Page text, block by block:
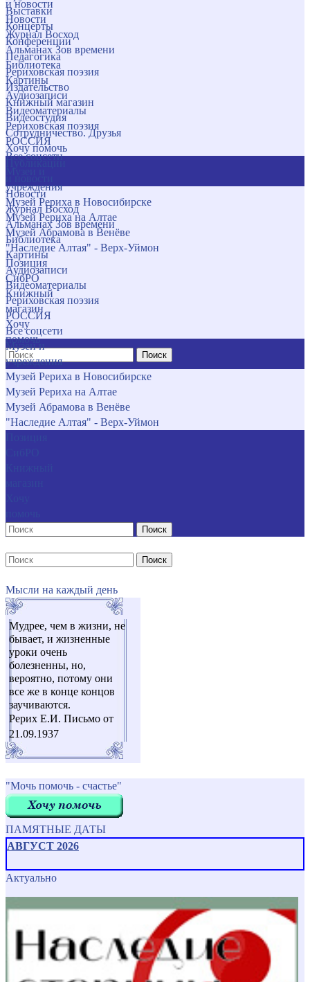
и новости
Новости
Журнал Восход
Альманах Зов времени
Библиотека
Картины
Аудиозаписи
Видеоматериалы
Рериховская поэзия
РОССИЯ
Все соцсети
учреждения
Музей Рериха в Новосибирске
Музей Рериха на Алтае
Музей Абрамова в Венёве
"Наследие Алтая" - Верх-Уймон
Позиция
СибРО
Книжный
магазин
Хочу
помочь
Поиск
Выставки
Концерты
Конференции
Педагогика
Рериховская поэзия
Издательство
Книжный магазин
Видеостудия
Сотрудничество. Друзья
Хочу помочь
Новости
Журнал Восход
Альманах Зов времени
Библиотека
Картины
Аудиозаписи
Видеоматериалы
Рериховская поэзия
РОССИЯ
Все соцсети
Музеи и
учреждения
Музей Рериха в Новосибирске
Музей Рериха на Алтае
Музей Абрамова в Венёве
"Наследие Алтая" - Верх-Уймон
Поиск
Поиск
Мысли на каждый день
Мудрее, чем в жизни, не
бывает, и жизненные
уроки очень
болезненны, но,
вероятно, потому они
все же в конце концов
заучиваются.
Рерих Е.И. Письмо от
21.09.1937
"Мочь помочь - счастье"
ПАМЯТНЫЕ ДАТЫ
АВГУСТ 2026
Актуально